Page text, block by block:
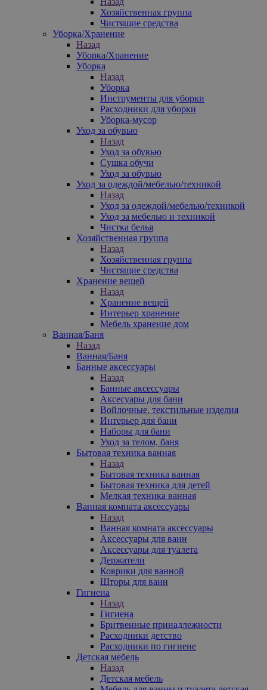
Хозяйственная группа
Чистящие средства
Уборка/Хранение
Назад
Уборка/Хранение
Уборка
Назад
Уборка
Инструменты для уборки
Расходники для уборки
Уборка-мусор
Уход за обувью
Назад
Уход за обувью
Сушка обучи
Уход за обувью
Уход за одеждой/мебелью/техникой
Назад
Уход за одеждой/мебелью/техникой
Уход за мебелью и техникой
Чистка белья
Хозяйственная группа
Назад
Хозяйственная группа
Чистящие средства
Хранение вещей
Назад
Хранение вещей
Интерьер хранение
Мебель хранение дом
Ванная/Баня
Назад
Ванная/Баня
Банные аксессуары
Назад
Банные аксессуары
Аксесуары для бани
Войлочные, текстильные изделия
Интерьер для бани
Наборы для бани
Уход за телом, баня
Бытовая техника ванная
Назад
Бытовая техника ванная
Бытовая техника для детей
Мелкая техника ванная
Ванная комната аксессуары
Назад
Ванная комната аксессуары
Аксессуары для ванн
Аксессуары для туалета
Держатели
Коврики для ванной
Шторы для ванн
Гигиена
Назад
Гигиена
Бритвенные принадлежности
Расходники детство
Расходники по гигиене
Детская мебель
Назад
Детская мебель